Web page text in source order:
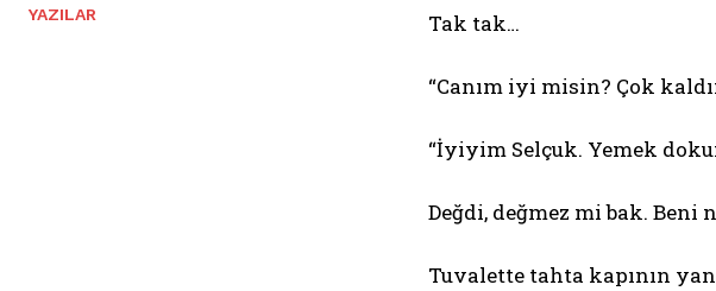
YAZILAR Tak tak…
“Canım iyi misin? Çok
“İyiyim Selçuk. Yemek
Değdi, değmez mi bak. Beni
Tuvalette tahta kapının